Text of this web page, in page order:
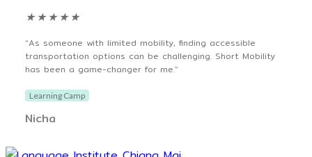
“As someone with limited mobility, finding accessible
transportation options can be challenging. Short Mobility
has been a game-changer for me.”
★ ★ ★ ★ ★
Nicha
Learning Camp